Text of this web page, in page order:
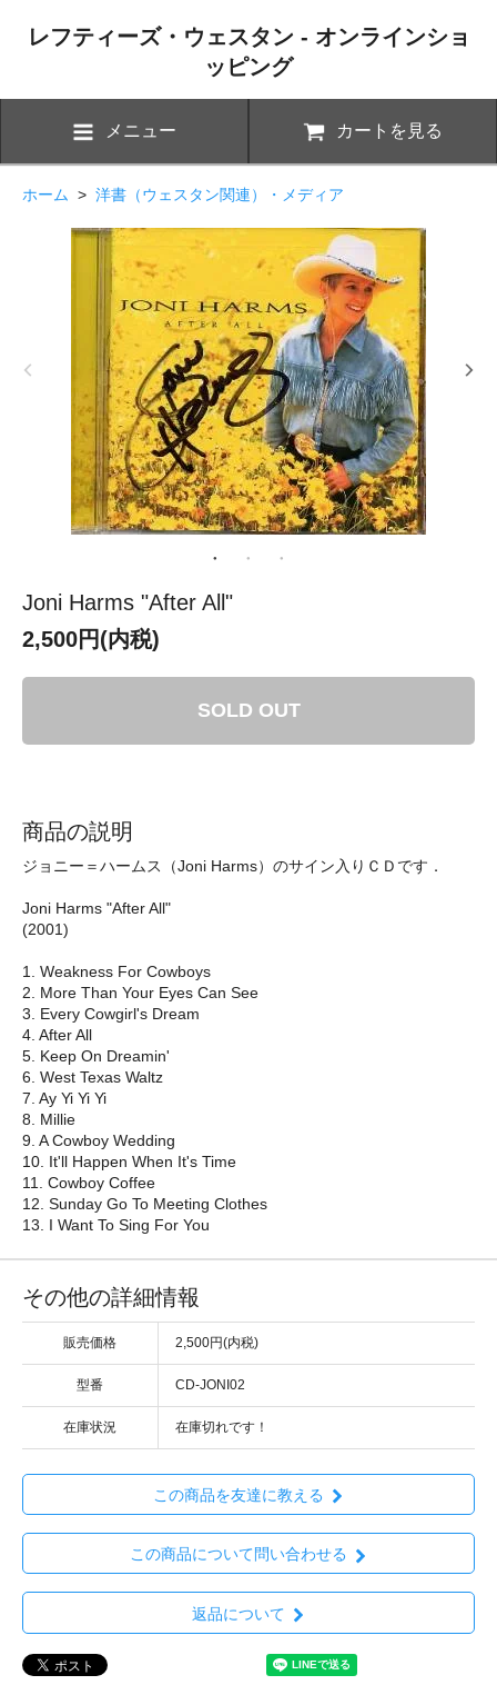
レフティーズ・ウェスタン - オンラインショ
ッピング
メニュー カートを見る
ホーム > 洋書（ウェスタン関連）・メディア
Joni Harms "After All"
2,500円(内税)
SOLD OUT
商品の説明
ジョニー＝ハームス（Joni Harms）のサイン入りＣＤです．
Joni Harms "After All"
(2001)
1. Weakness For Cowboys
2. More Than Your Eyes Can See
3. Every Cowgirl's Dream
4. After All
5. Keep On Dreamin'
6. West Texas Waltz
7. Ay Yi Yi Yi
8. Millie
9. A Cowboy Wedding
10. It'll Happen When It's Time
11. Cowboy Coffee
12. Sunday Go To Meeting Clothes
13. I Want To Sing For You
その他の詳細情報
販売価格 2,500円(内税)
型番 CD-JONI02
在庫状況 在庫切れです！
この商品を友達に教える
この商品について問い合わせる
返品について